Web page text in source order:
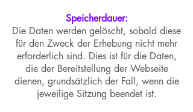
Speicherdauer:
Die Daten werden gelöscht, sobald diese
für den Zweck der Erhebung nicht mehr
erforderlich sind. Dies ist für die Daten,
die der Bereitstellung der Webseite
dienen, grundsätzlich der Fall, wenn die
jeweilige Sitzung beendet ist.